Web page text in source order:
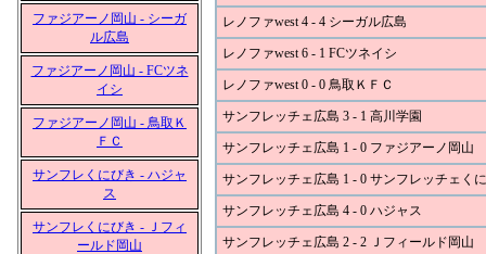
ファジアーノ岡山 - シーガ
ル広島
ファジアーノ岡山 - FCツネ
イシ
ファジアーノ岡山 - 鳥取Ｋ
ＦＣ
サンフレくにびき - ハジャ
ス
サンフレくにびき - Ｊフィ
ールド岡山
レノファwest 4 - 4 シーガル広島
レノファwest 6 - 1 FCツネイシ
レノファwest 0 - 0 鳥取ＫＦＣ
サンフレッチェ広島 3 - 1 高川学園
サンフレッチェ広島 1 - 0 ファジアーノ岡山
サンフレッチェ広島 1 - 0 サンフレッチェく
サンフレッチェ広島 4 - 0 ハジャス
サンフレッチェ広島 2 - 2 Ｊフィールド岡山